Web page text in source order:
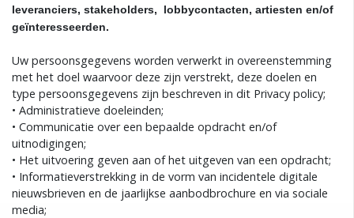
leveranciers, stakeholders, lobbycontacten, artiesten en/of
geïnteresseerden.
Uw persoonsgegevens worden verwerkt in overeenstemming
met het doel waarvoor deze zijn verstrekt, deze doelen en
type persoonsgegevens zijn beschreven in dit Privacy policy;
• Administratieve doeleinden;
• Communicatie over een bepaalde opdracht en/of
uitnodigingen;
• Het uitvoering geven aan of het uitgeven van een opdracht;
• Informatieverstrekking in de vorm van incidentele digitale
nieuwsbrieven en de jaarlijkse aanbodbrochure en via sociale
media;